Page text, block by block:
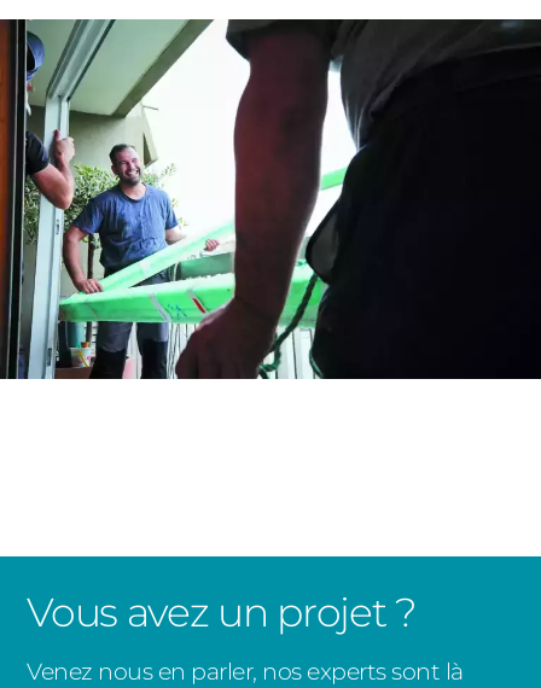
Vous avez un projet ?
Venez nous en parler, nos experts sont là